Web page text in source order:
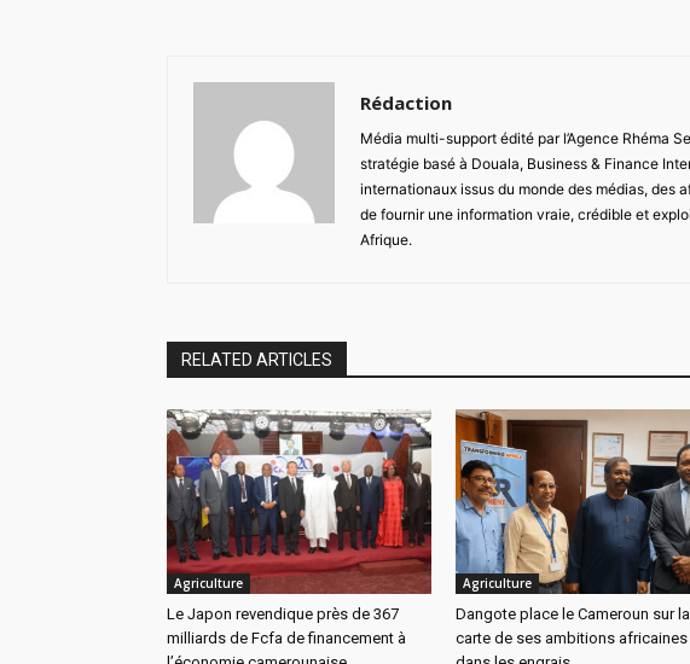
Rédaction
Média multi-support édité par l’Agence Rhéma
stratégie basé à Douala, Business & Finance
internationaux issus du monde des médias, des
de fournir une information vraie, crédible et
Afrique.
RELATED ARTICLES
Agriculture
Le Japon revendique près de 367
milliards de Fcfa de financement à
Agriculture
Dangote place le Cameroun sur la
carte de ses ambitions africaines